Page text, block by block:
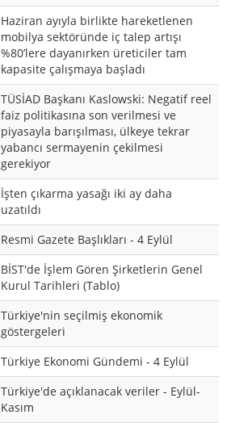
Haziran ayıyla birlikte hareketlenen
mobilya sektöründe iç talep artışı
%80’lere dayanırken üreticiler tam
kapasite çalışmaya başladı
TÜSİAD Başkanı Kaslowski: Negatif reel
faiz politikasına son verilmesi ve
piyasayla barışılması, ülkeye tekrar
yabancı sermayenin çekilmesi
gerekiyor
İşten çıkarma yasağı iki ay daha
uzatıldı
Resmi Gazete Başlıkları - 4 Eylül
BİST'de İşlem Gören Şirketlerin Genel
Kurul Tarihleri (Tablo)
Türkiye'nin seçilmiş ekonomik
göstergeleri
Türkiye Ekonomi Gündemi - 4 Eylül
Türkiye'de açıklanacak veriler - Eylül-
Kasım